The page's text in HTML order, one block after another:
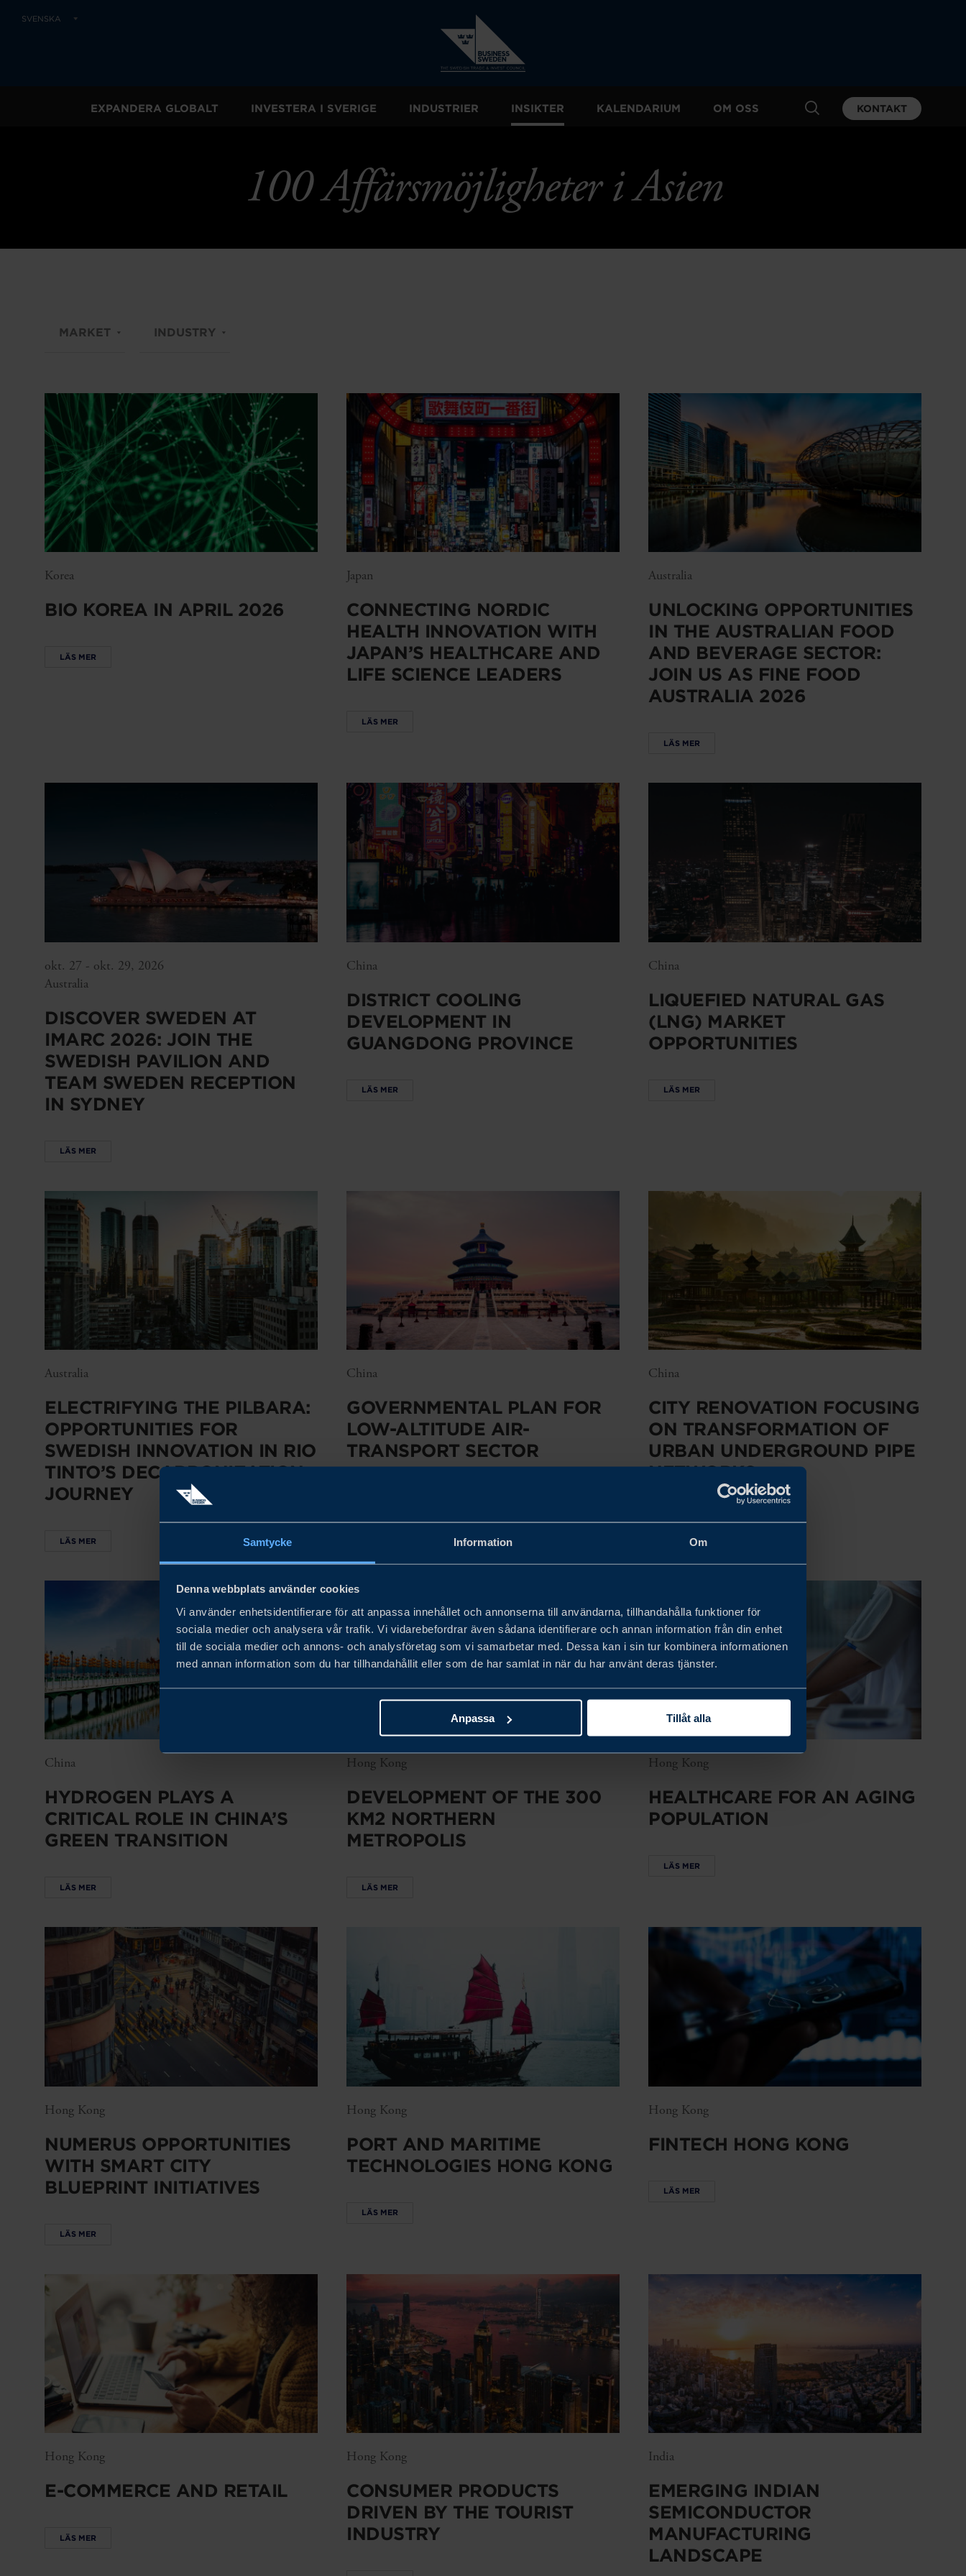
Samtycke Information Om
Denna webbplats använder cookies
Vi använder enhetsidentifierare för att anpassa innehållet och annonserna till användarna, tillhandahålla funktioner för
sociala medier och analysera vår trafik. Vi vidarebefordrar även sådana identifierare och annan information från din enhet
till de sociala medier och annons- och analysföretag som vi samarbetar med. Dessa kan i sin tur kombinera informationen
med annan information som du har tillhandahållit eller som de har samlat in när du har använt deras tjänster.
Anpassa Tillåt alla
SVENSKA
EXPANDERA GLOBALT INVESTERA I SVERIGE INDUSTRIER INSIKTER KALENDARIUM OM OSS KONTAKT
100 Affärsmöjligheter i Asien
MARKET INDUSTRY
Korea
BIO KOREA IN APRIL 2026
LÄS MER
Japan
CONNECTING NORDIC
HEALTH INNOVATION WITH
JAPAN’S HEALTHCARE AND
LIFE SCIENCE LEADERS
LÄS MER
Australia
UNLOCKING OPPORTUNITIES
IN THE AUSTRALIAN FOOD
AND BEVERAGE SECTOR:
JOIN US AS FINE FOOD
AUSTRALIA 2026
LÄS MER
okt. 27 - okt. 29, 2026
Australia
DISCOVER SWEDEN AT
IMARC 2026: JOIN THE
SWEDISH PAVILION AND
TEAM SWEDEN RECEPTION
IN SYDNEY
LÄS MER
China
DISTRICT COOLING
DEVELOPMENT IN
GUANGDONG PROVINCE
LÄS MER
China
LIQUEFIED NATURAL GAS
(LNG) MARKET
OPPORTUNITIES
LÄS MER
Australia
ELECTRIFYING THE PILBARA:
OPPORTUNITIES FOR
SWEDISH INNOVATION IN RIO
TINTO’S DECARBONIZATION
JOURNEY
LÄS MER
China
​​GOVERNMENTAL PLAN FOR
LOW-ALTITUDE AIR-
TRANSPORT SECTOR​
China
CITY RENOVATION FOCUSING
ON TRANSFORMATION OF
URBAN UNDERGROUND PIPE
NETWORKS
China
HYDROGEN PLAYS A
CRITICAL ROLE IN CHINA’S
GREEN TRANSITION
LÄS MER
Hong Kong
DEVELOPMENT OF THE 300
KM2 NORTHERN
METROPOLIS
LÄS MER
Hong Kong
HEALTHCARE FOR AN AGING
POPULATION
LÄS MER
Hong Kong
NUMERUS OPPORTUNITIES
WITH SMART CITY
BLUEPRINT INITIATIVES
LÄS MER
Hong Kong
PORT AND MARITIME
TECHNOLOGIES HONG KONG
LÄS MER
Hong Kong
FINTECH HONG KONG
LÄS MER
Hong Kong
E-COMMERCE AND RETAIL
LÄS MER
Hong Kong
CONSUMER PRODUCTS
DRIVEN BY THE TOURIST
INDUSTRY
India
EMERGING INDIAN
SEMICONDUCTOR
MANUFACTURING
LANDSCAPE